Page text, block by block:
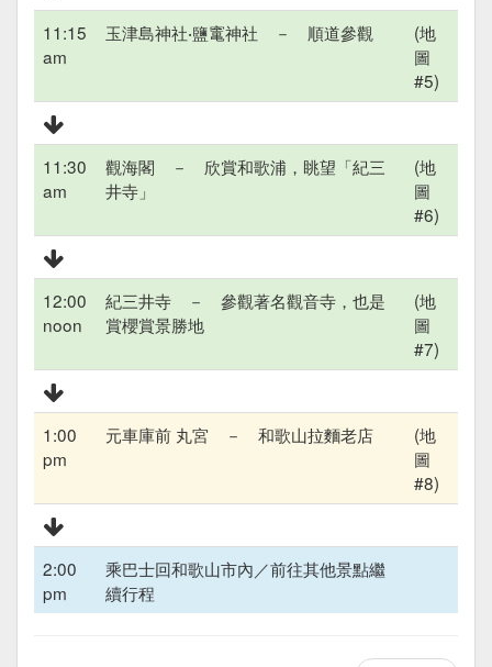
11:15
am
玉津島神社‧鹽竃神社 － 順道參觀
(地
圖
#5)
11:30
am
觀海閣 － 欣賞和歌浦，眺望「紀三
井寺」
(地
圖
#6)
12:00
noon
紀三井寺 － 參觀著名觀音寺，也是
賞櫻賞景勝地
(地
圖
#7)
1:00
pm
元車庫前 丸宮 － 和歌山拉麵老店
(地
圖
#8)
2:00
pm
乘巴士回和歌山市內／前往其他景點繼
續行程